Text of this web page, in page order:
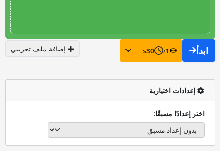
ابدأ 1
/
30
s إضافة ملف تجريبي
إعدادات اختيارية
اختر إعدادًا مسبقًا: